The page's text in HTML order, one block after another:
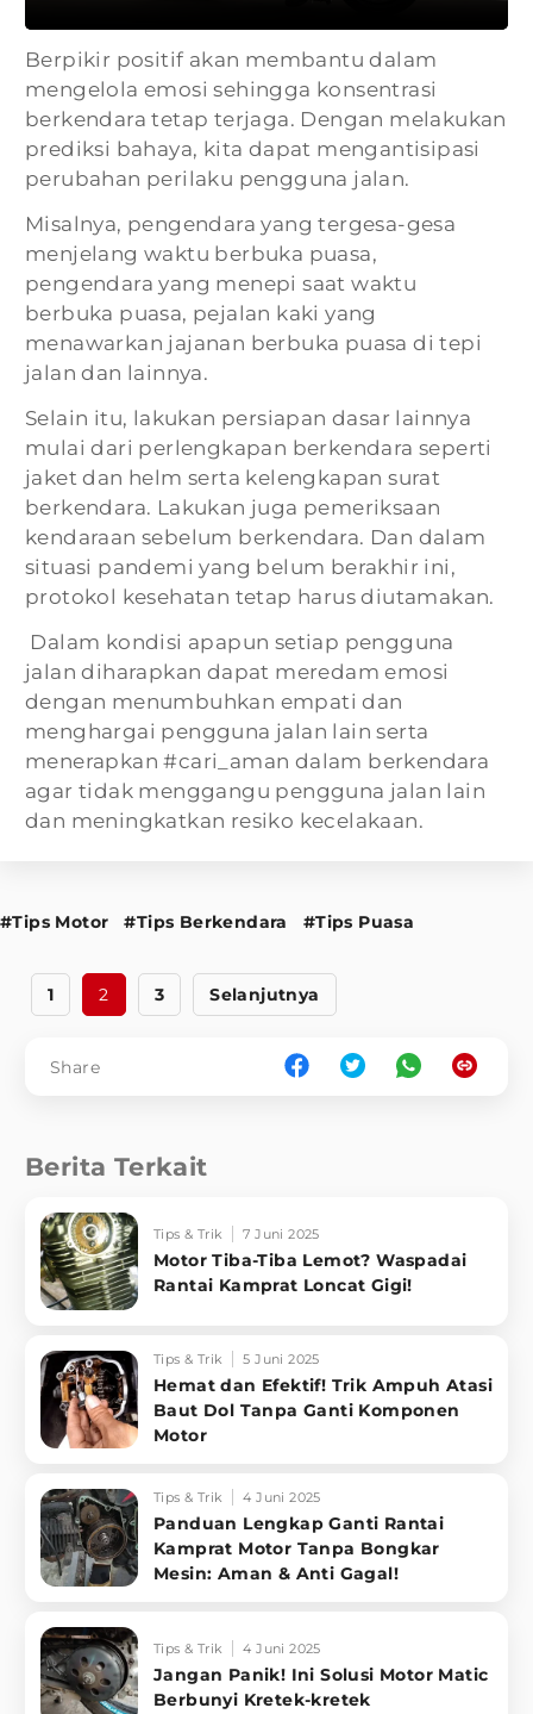
Berpikir positif akan membantu dalam
mengelola emosi sehingga konsentrasi
berkendara tetap terjaga. Dengan melakukan
prediksi bahaya, kita dapat mengantisipasi
perubahan perilaku pengguna jalan.
Misalnya, pengendara yang tergesa-gesa
menjelang waktu berbuka puasa,
pengendara yang menepi saat waktu
berbuka puasa, pejalan kaki yang
menawarkan jajanan berbuka puasa di tepi
jalan dan lainnya.
Selain itu, lakukan persiapan dasar lainnya
mulai dari perlengkapan berkendara seperti
jaket dan helm serta kelengkapan surat
berkendara. Lakukan juga pemeriksaan
kendaraan sebelum berkendara. Dan dalam
situasi pandemi yang belum berakhir ini,
protokol kesehatan tetap harus diutamakan.
Dalam kondisi apapun setiap pengguna
jalan diharapkan dapat meredam emosi
dengan menumbuhkan empati dan
menghargai pengguna jalan lain serta
menerapkan #cari_aman dalam berkendara
agar tidak menggangu pengguna jalan lain
dan meningkatkan resiko kecelakaan.
#Tips Motor #Tips Berkendara #Tips Puasa
1 2 3 Selanjutnya
Share
Berita Terkait
Tips & Trik 7 Juni 2025
Motor Tiba-Tiba Lemot? Waspadai
Rantai Kamprat Loncat Gigi!
Tips & Trik 5 Juni 2025
Hemat dan Efektif! Trik Ampuh Atasi
Baut Dol Tanpa Ganti Komponen
Motor
Tips & Trik 4 Juni 2025
Panduan Lengkap Ganti Rantai
Kamprat Motor Tanpa Bongkar
Mesin: Aman & Anti Gagal!
Tips & Trik 4 Juni 2025
Jangan Panik! Ini Solusi Motor Matic
Berbunyi Kretek-kretek